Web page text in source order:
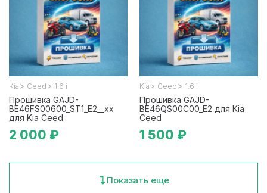
Kia > Ceed > 1.6 i
Прошивка GAJD-
BE46FS00600_ST1_E2__xx
для Kia Ceed
2 000 ₽
Kia > Ceed > 1.6 i
Прошивка GAJD-
BE46QS00C00_E2 для Kia
Ceed
1 500 ₽
Показать еще